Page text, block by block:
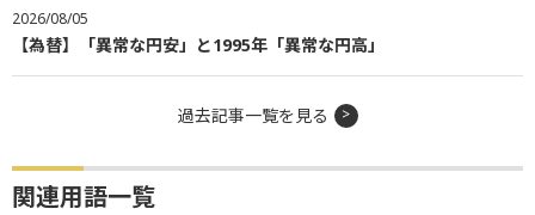
2026/08/05
【為替】「異常な円安」と1995年「異常な円高」
過去記事一覧を見る
関連用語一覧